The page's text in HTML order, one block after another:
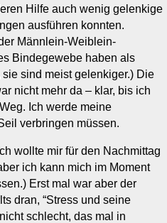
Hilfe auch wenig gelenkige
ausführen konnten.
Männlein-Weiblein-
Bindegewebe haben als
sind meist gelenkiger.) Die
nicht mehr da – klar, bis ich
Ich werde meine
verbringen müssen.
wollte mir für den Nachmittag
ich kann mich im Moment
Erst mal war aber der
dran, “Stress und seine
schlecht, das mal in